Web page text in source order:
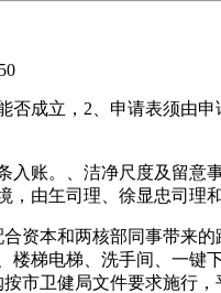
成立，2、申请表须由申
账。、洁净尺度及留意事
，由玍司理、徐显忠司理
本和两核部同事带来的
楼梯电梯、洗手间、一键
市卫健局文件要求施行